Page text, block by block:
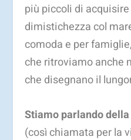
più piccoli di
dimistichezza col
comoda e per
che ritroviamo anche
che disegnano il
Stiamo parlando
(così chiamata per la